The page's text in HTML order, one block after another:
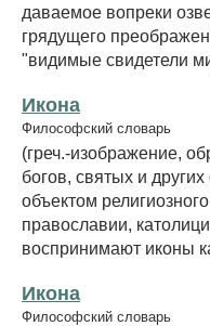
даваемое вопреки
грядущего
"видимые свидетели
Икона
Философский словарь
(греч.-изображение,
богов, святых и
объектом
православии,
воспринимают иконы
Икона
Философский словарь